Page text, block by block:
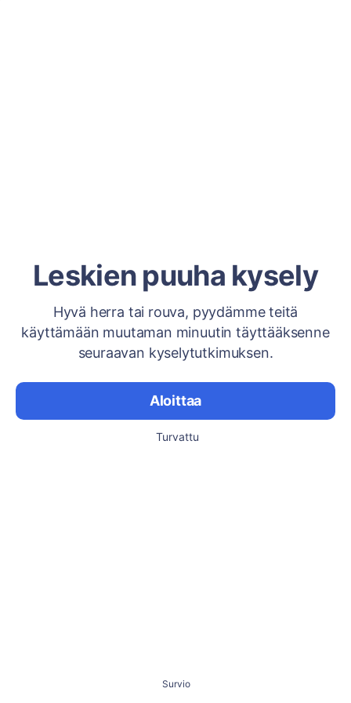
Leskien puuha kysely
Hyvä herra tai rouva, pyydämme teitä
käyttämään muutaman minuutin täyttääksenne
seuraavan kyselytutkimuksen.
Aloittaa
Turvattu
Survio